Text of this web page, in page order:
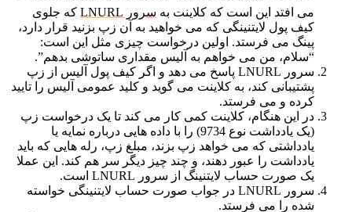
می افتد این است که کلاینت به سرور LNURL
که جلوی
کیف پول لایتنینگی که می خواهید به آن زپ بزنید قرار دارد،
پینگ می فرستد. اولین درخواست چیزی مثل این است:
“سلام، من می خواهم به آلیس مقداری ساتوشی بدهم”.
سرور LNURL پاسخ می دهد و اگر کیف پول آلیس از زپ
پشتیبانی کند، به کلاینت می گوید و کلید عمومی آلیس را تایید
کرده و می فرستد.
در این هنگام، کلاینت کمی کار می کند تا یک درخواست زپ
(یک یادداشت نوع 9734) را با داده هایی درباره نمایه یا
یادداشتی که می خواهد زپ بزند، مبلغ زپ، رله هایی که باید
یادداشت را عبور دهند، و چند چیز دیگر سر هم کند. این عملا
یک صورت حساب لایتنینگ از سرور LNURL است.
سرور LNURL در جواب صورت حساب لایتنینگی خواسته
شده را می فرستد.